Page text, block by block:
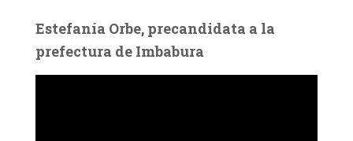
Estefanía Orbe, precandidata a la
prefectura de Imbabura